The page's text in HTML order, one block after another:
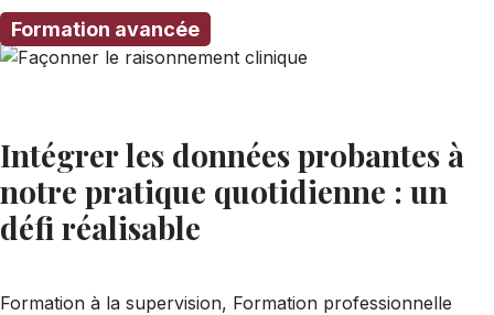
Formation avancée
Intégrer les données probantes à
notre pratique quotidienne : un
défi réalisable
Formation à la supervision, Formation professionnelle